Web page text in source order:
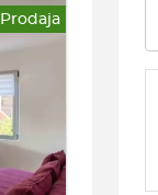
Prodaja